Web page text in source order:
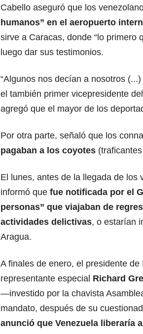
Cabello aseguró que los
humanos” en el aeropuerto
sirve a Caracas, donde “lo primero
luego dar sus testimonios.
“Algunos nos decían a nosotros (...)
el también primer vicepresidente
agregó que el mayor de los
Por otra parte, señaló que los
pagaban a los coyotes
El lunes, antes de la llegada de los
informó que fue notificada por el
personas” que viajaban de
actividades delictivas, o estarían
Aragua.
A finales de enero, el presidente de
representante especial Richard
—investido por la chavista
mandato, después de su
anunció que Venezuela liberaría